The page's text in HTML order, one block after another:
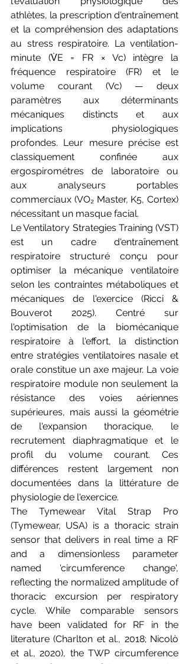
athlètes, la prescription d'entraînement
et la compréhension des adaptations
au stress respiratoire. La ventilation-
minute (V̇E = FR × Vc) intègre la
fréquence respiratoire (FR) et le
volume courant (Vc) — deux
paramètres aux déterminants
mécaniques distincts et aux
implications physiologiques
profondes. Leur mesure précise est
classiquement confinée aux
ergospirométres de laboratoire ou
aux analyseurs portables
commerciaux (VO₂ Master, K5, Cortex)
nécessitant un masque facial.
Le Ventilatory Strategies Training (VST)
est un cadre d'entraînement
respiratoire structuré conçu pour
optimiser la mécanique ventilatoire
selon les contraintes métaboliques et
mécaniques de l'exercice (Ricci &
Bouverot 2025). Centré sur
l'optimisation de la biomécanique
respiratoire à l'effort, la distinction
entre stratégies ventilatoires nasale et
orale constitue un axe majeur. La voie
respiratoire module non seulement la
résistance des voies aériennes
supérieures, mais aussi la géométrie
de l'expansion thoracique, le
recrutement diaphragmatique et le
profil du volume courant. Ces
différences restent largement non
documentées dans la littérature de
physiologie de l'exercice.
The Tymewear Vital Strap Pro
(Tymewear, USA) is a thoracic strain
sensor that delivers in real time a RF
and a dimensionless parameter
named 'circumference change',
reflecting the normalized amplitude of
thoracic excursion per respiratory
cycle. While comparable sensors
have been validated for RF in the
literature (Charlton et al., 2018; Nicolò
et al., 2020), the TWP circumference